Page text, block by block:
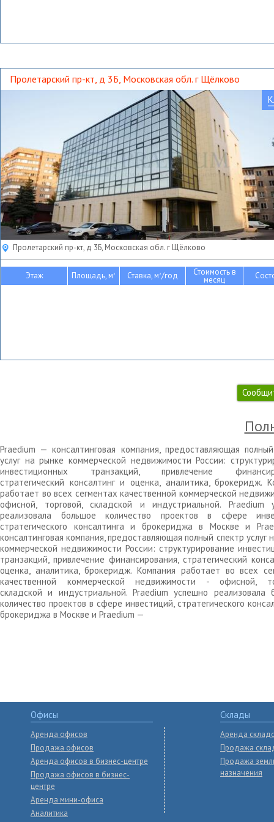
Пролетарский пр-кт, д 3Б, Московская обл. г Щёлково
Пролетарский пр-кт, д 3Б, Московская обл. г Щёлково
Этаж Площадь, м2 Ставка, м2/год Стоимость в
месяц
Praedium — консалтинговая компания, предоставляющая
услуг на рынке коммерческой недвижимости России:
инвестиционных транзакций, привлечение
стратегический консалтинг и оценка, аналитика, брокеридж.
работает во всех сегментах качественной коммерческой
офисной, торговой, складской и индустриальной. Praedium
реализовала большое количество проектов в сфере
стратегического консалтинга и брокериджа в Москве и
консалтинговая компания, предоставляющая полный спектр услуг
коммерческой недвижимости России: структурирование
транзакций, привлечение финансирования, стратегический
оценка, аналитика, брокеридж. Компания работает во всех
качественной коммерческой недвижимости - офисной,
складской и индустриальной. Praedium успешно реализовала
количество проектов в сфере инвестиций, стратегического
брокериджа в Москве и Praedium —
Офисы
Аренда офисов
Продажа офисов
Аренда офисов в бизнес-центре
Продажа офисов в бизнес-
центре
Аренда мини-офиса
Аналитика
Склады
Аренда
Продажа
Продажа
назначения